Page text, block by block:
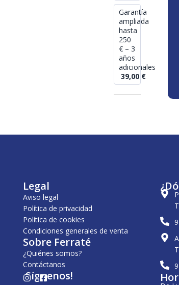
Garantía
ampliada
hasta
250
€ – 3
años
adicionales
39,00 €
Legal
Aviso legal
Política de privacidad
Política de cookies
Condiciones generales de venta
Sobre Ferraté
¿Quiénes somos?
Contáctanos
¡Síguenos!
I F